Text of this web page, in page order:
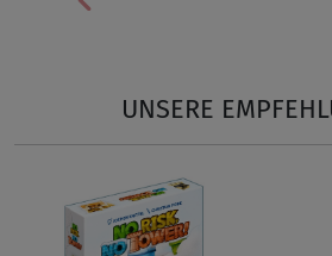
Vorherige
UNSERE